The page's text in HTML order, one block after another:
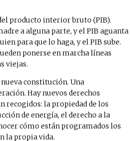
producto interior bruto (PIB).
a alguna parte, y el PIB aguanta
para que lo haga, y el PIB sube.
ponerse en marcha líneas
viejas.
constitución. Una
Hay nuevos derechos
recogidos: la propiedad de los
de energía, el derecho a la
cómo están programados los
la propia vida.